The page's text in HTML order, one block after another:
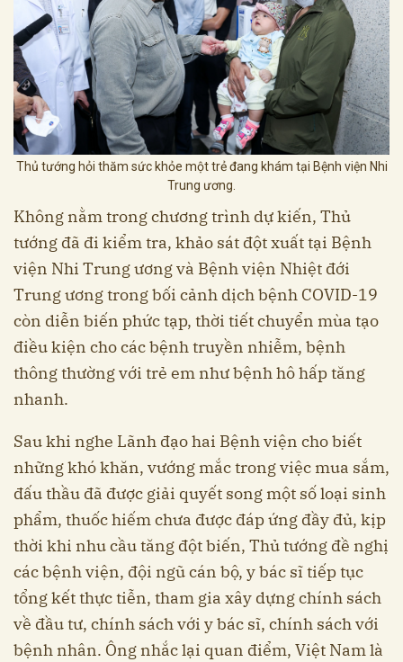
Thủ tướng hỏi thăm sức khỏe một trẻ đang khám tại Bệnh viện Nhi
Trung ương.
Không nằm trong chương trình dự kiến, Thủ
tướng đã đi kiểm tra, khảo sát đột xuất tại Bệnh
viện Nhi Trung ương và Bệnh viện Nhiệt đới
Trung ương trong bối cảnh dịch bệnh COVID-19
còn diễn biến phức tạp, thời tiết chuyển mùa tạo
điều kiện cho các bệnh truyền nhiễm, bệnh
thông thường với trẻ em như bệnh hô hấp tăng
nhanh.
Sau khi nghe Lãnh đạo hai Bệnh viện cho biết
những khó khăn, vướng mắc trong việc mua sắm,
đấu thầu đã được giải quyết song một số loại sinh
phẩm, thuốc hiếm chưa được đáp ứng đầy đủ, kịp
thời khi nhu cầu tăng đột biến, Thủ tướng đề nghị
các bệnh viện, đội ngũ cán bộ, y bác sĩ tiếp tục
tổng kết thực tiễn, tham gia xây dựng chính sách
về đầu tư, chính sách với y bác sĩ, chính sách với
bệnh nhân. Ông nhắc lại quan điểm, Việt Nam là